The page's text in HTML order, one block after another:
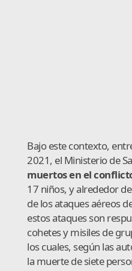
Bajo este contexto,
2021, el Ministerio de
muertos en el
17 niños, y alrededor
de los ataques aéreos
estos ataques son
cohetes y misiles de
los cuales, según las
la muerte de siete